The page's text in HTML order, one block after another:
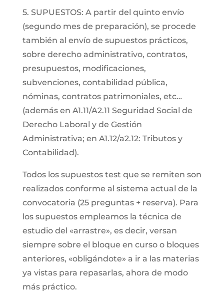
5. SUPUESTOS: A partir del quinto envío
(segundo mes de preparación), se procede
también al envío de supuestos prácticos,
sobre derecho administrativo, contratos,
presupuestos, modificaciones,
subvenciones, contabilidad pública,
nóminas, contratos patrimoniales, etc…
(además en A1.11/A2.11 Seguridad Social de
Derecho Laboral y de Gestión
Administrativa; en A1.12/a2.12: Tributos y
Contabilidad).
Todos los supuestos test que se remiten son
realizados conforme al sistema actual de la
convocatoria (25 preguntas + reserva). Para
los supuestos empleamos la técnica de
estudio del «arrastre», es decir, versan
siempre sobre el bloque en curso o bloques
anteriores, «obligándote» a ir a las materias
ya vistas para repasarlas, ahora de modo
más práctico.